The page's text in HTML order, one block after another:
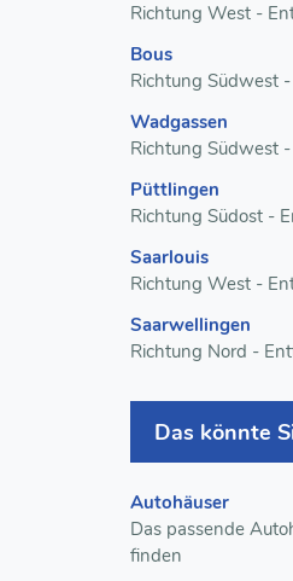
Richtung West -
Bous
Richtung Südwest
Wadgassen
Richtung Südwest
Püttlingen
Richtung Südost -
Saarlouis
Richtung West -
Saarwellingen
Richtung Nord -
Das könnte
Autohäuser
Das passende
finden